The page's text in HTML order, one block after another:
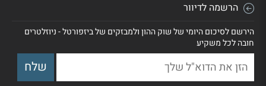
הרשמה לדיוור
הירשם לסיכום היומי של שוק ההון ולמבזקים של ביזפורטל - ניוזלטרים
חובה לכל משקיע